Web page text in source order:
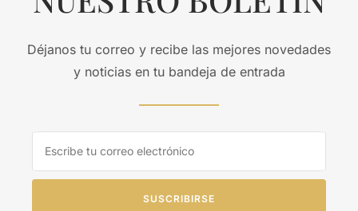
Déjanos tu correo y recibe las mejores novedades
y noticias en tu bandeja de entrada
SUSCRIBIRSE